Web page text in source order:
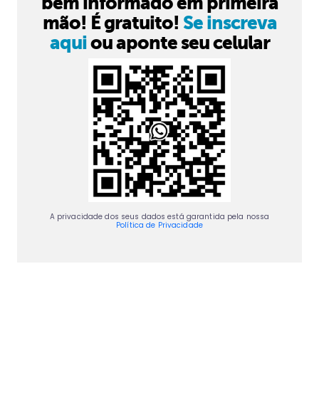
mão! É gratuito! Se inscreva
aquiou aponte seu celular
A privacidade dos seus dados está garantida pela nossa
Política de Privacidade